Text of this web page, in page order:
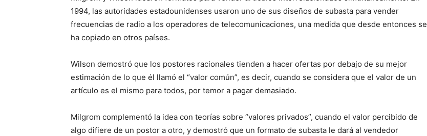
1994, las autoridades estadounidenses usaron uno de sus diseños de subasta para vender
frecuencias de radio a los operadores de telecomunicaciones, una medida que desde entonces se
ha copiado en otros países.
Wilson demostró que los postores racionales tienden a hacer ofertas por debajo de su mejor
estimación de lo que él llamó el “valor común”, es decir, cuando se considera que el valor de un
artículo es el mismo para todos, por temor a pagar demasiado.
Milgrom complementó la idea con teorías sobre “valores privados”, cuando el valor percibido de
algo difiere de un postor a otro, y demostró que un formato de subasta le dará al vendedor